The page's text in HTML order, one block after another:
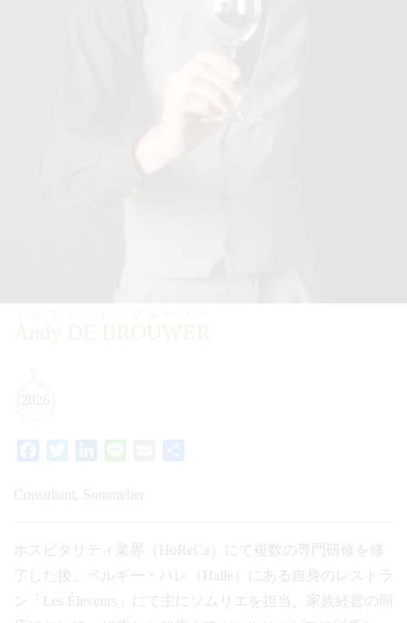
2026
FacebookTwitterLinkedIn Email
Consultant, Sommelier
ホスピタリティ業界（HoReCa）にて複数の専門研修を修
了した後、ベルギー・ハレ（Halle）にある自身のレストラ
ン「Les Éleveurs」にて主にソムリエを担当。家族経営の同